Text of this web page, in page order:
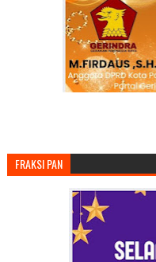
FRAKSI PAN